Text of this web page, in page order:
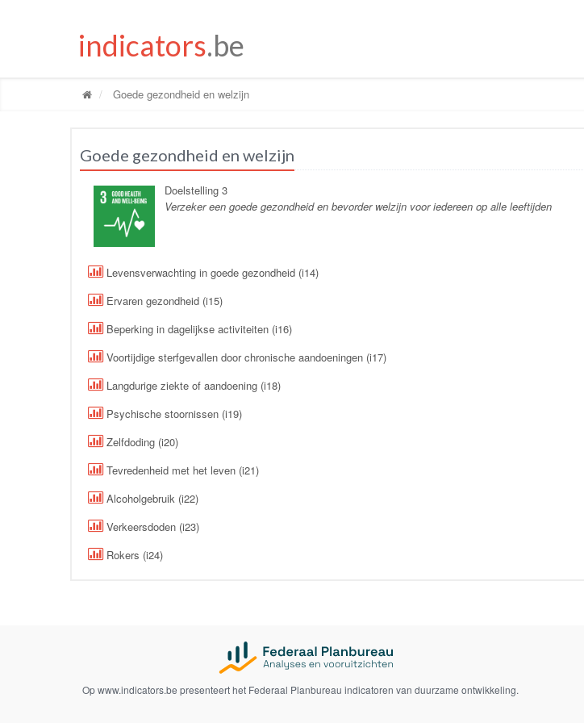
indicators.be
Goede gezondheid en welzijn
Goede gezondheid en welzijn
Doelstelling 3
Verzeker een goede gezondheid en bevorder welzijn voor iedereen op alle leeftijden
Levensverwachting in goede gezondheid (i14)
Ervaren gezondheid (i15)
Beperking in dagelijkse activiteiten (i16)
Voortijdige sterfgevallen door chronische aandoeningen (i17)
Langdurige ziekte of aandoening (i18)
Psychische stoornissen (i19)
Zelfdoding (i20)
Tevredenheid met het leven (i21)
Alcoholgebruik (i22)
Verkeersdoden (i23)
Rokers (i24)
Op www.indicators.be presenteert het Federaal Planbureau indicatoren van duurzame ontwikkeling.